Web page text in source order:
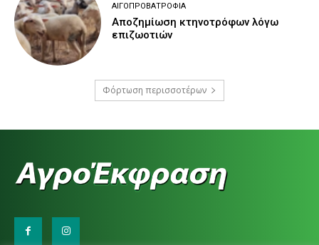
ΑΙΓΟΠΡΟΒΑΤΡΟΦΊΑ
Αποζημίωση κτηνοτρόφων λόγω
επιζωοτιών
Φόρτωση περισσοτέρων